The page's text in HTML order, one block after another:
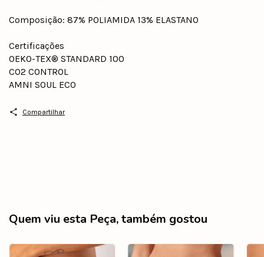
Composição: 87% POLIAMIDA 13% ELASTANO
Certificações
OEKO-TEX® STANDARD 100
CO2 CONTROL
AMNI SOUL ECO
Compartilhar
Quem viu esta Peça, também gostou